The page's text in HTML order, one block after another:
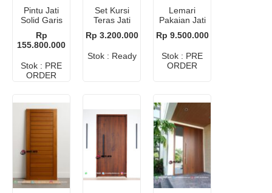
Pintu Jati
Solid Garis
Rp
155.800.000
Stok : PRE
ORDER
Set Kursi
Teras Jati
Minimalis
Rp 3.200.000
Stok : Ready
Lemari
Pakaian Jati
Cermin
Rp 9.500.000
Stok : PRE
ORDER